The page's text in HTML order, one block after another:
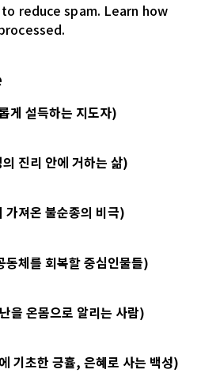
reduce spam. Learn how
게 설득하는 지도자)
진리 안에 거하는 삶)
져온 불순종의 비극)
체를 회복할 중심인물들)
을 온몸으로 알리는 사람)
기초한 긍휼, 은혜로 사는 백성)